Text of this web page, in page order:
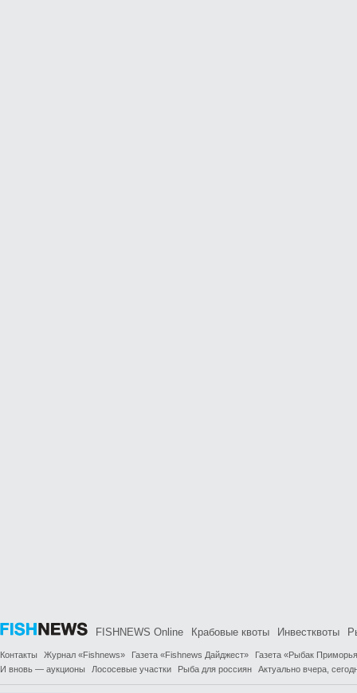
FISHNEWS Online Крабовые квоты Инвестквоты
Контакты Журнал «Fishnews» Газета «Fishnews Дайджест»
Газета «Рыбак
И вновь — аукционы
Лососевые участки Рыба для россиян Актуально вчера,